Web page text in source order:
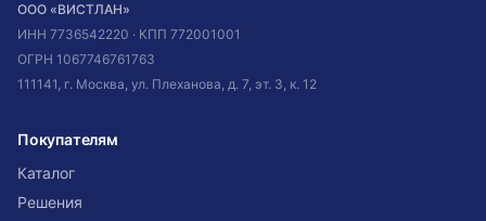
ООО «ВИСТЛАН»
ИНН 7736542220 · КПП 772001001
ОГРН 1067746761763
111141, г. Москва, ул. Плеханова, д. 7, эт. 3, к. 12
Покупателям
Каталог
Решения